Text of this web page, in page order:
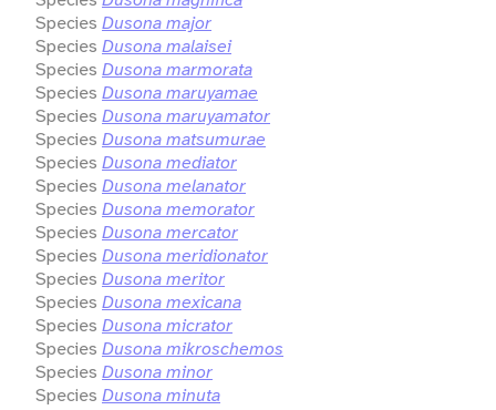
Species Dusona major
Species Dusona malaisei
Species Dusona marmorata
Species Dusona maruyamae
Species Dusona maruyamator
Species Dusona matsumurae
Species Dusona mediator
Species Dusona melanator
Species Dusona memorator
Species Dusona mercator
Species Dusona meridionator
Species Dusona meritor
Species Dusona mexicana
Species Dusona micrator
Species Dusona mikroschemos
Species Dusona minor
Species Dusona minuta